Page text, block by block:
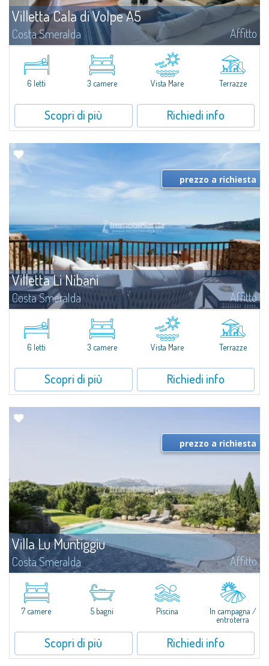
Villetta Cala di Volpe A5
Costa Smeralda Affitto
​Nuova elegante villetta inserita in un complesso residenziale di recente
costruzione a due passi da Porto Cervo, affacciato sulla rinomata baia di
Cala di Volpe, con piscina condominiale, servizi e aree verdi...
6 letti
3 camere Vista Mare Terrazze
Scopri di più Richiedi info
Villetta Li Nibani
Costa Smeralda Affitto
A pochi passi dalla Baia del Piccolo Pevero, Villetta Li Nibani si trova
all'interno di un tranquillo condominio con vista mozzafiato sul mare della
Costa Smeralda, in posizione strategica per raggiungere la spiaggia in...
prezzo a richiesta
6 letti 3 camere Vista Mare Terrazze
Scopri di più Richiedi info
Villa Lu Muntiggiu
Costa Smeralda Affitto
Splendida villa immersa nel verde sulla collina di Mirialveda, a metà strada
fra Capriccioli e San Pantaleo.Villa Lu Muntiggiu è un grande stazzo
completamente rimodernato, in cui gli spazi sono stati ripensati da zero...
prezzo a richiesta
7 camere 5 bagni Piscina
In campagna /
entroterra
Scopri di più Richiedi info